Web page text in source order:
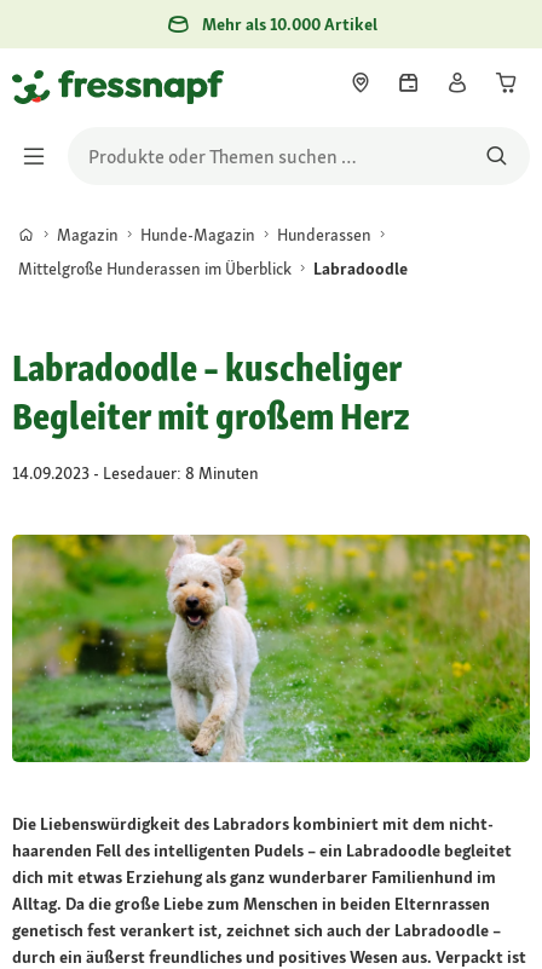
Mehr als 10.000 Artikel
Magazin Hunde-Magazin
Hunderassen
Mittelgroße Hunderassen im Überblick
Labradoodle
Labradoodle – kuscheliger
Begleiter mit großem Herz
14.09.2023 - Lesedauer: 8 Minuten
Die Liebenswürdigkeit des Labradors kombiniert mit dem nicht-
haarenden Fell des intelligenten Pudels – ein Labradoodle begleitet
dich mit etwas Erziehung als ganz wunderbarer Familienhund im
Alltag. Da die große Liebe zum Menschen in beiden Elternrassen
genetisch fest verankert ist, zeichnet sich auch der Labradoodle –
durch ein äußerst freundliches und positives Wesen aus. Verpackt ist